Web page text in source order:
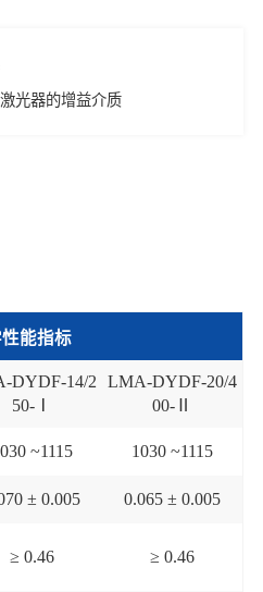
光器的增益介质
能指标
DYDF-14/2
50-Ⅰ
LMA-DYDF-20/4
00-
30 ~1115 1030~1115
70 ± 0.005 0.065 ± 0.005
≥ 0.46 ≥0.46